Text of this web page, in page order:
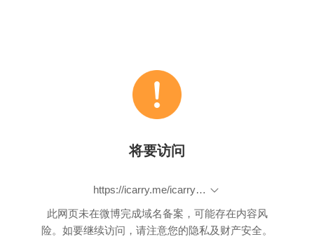
将要访问
https://icarry.me/icarry-product.php?id=2614
此网页未在微博完成域名备案，可能存在内容风
险。如要继续访问，请注意您的隐私及财产安全。